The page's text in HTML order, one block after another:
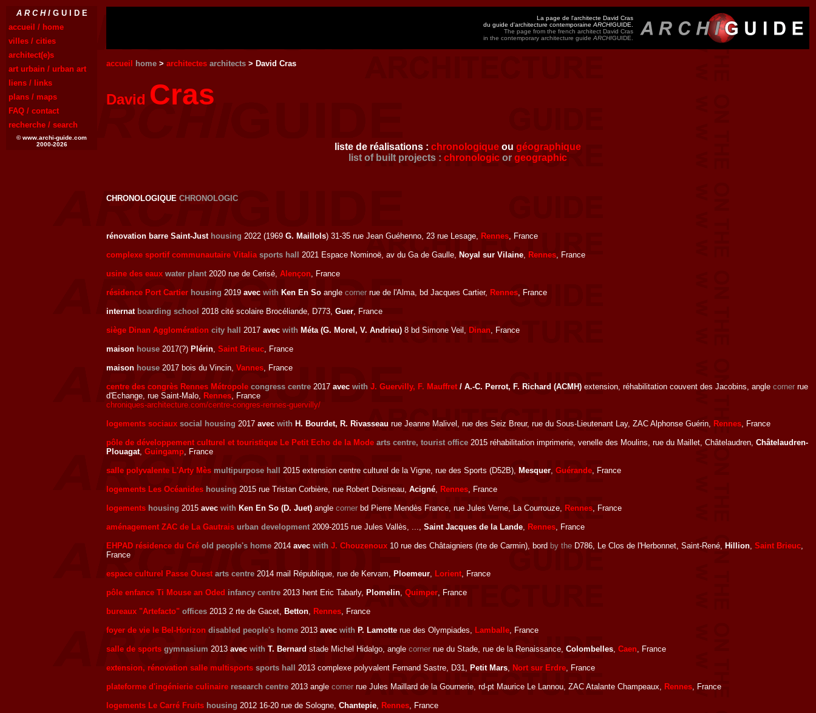
A R C H IG U I D E
accueil / home
villes / cities
architect(e)s
art urbain / urban art
liens / links
plans / maps
FAQ / contact
recherche / search
© www.archi-guide.com
2000-2026
La page de l'architecte David Cras
du guide d'architecture contemporaine ARCHIGUIDE.
The page from the french architect David Cras
in the contemporary architecture guide ARCHIGUIDE.
accueil home > architectes architects > David Cras
David Cras
liste de réalisations : chronologique ou géographique
list of built projects : chronologic or geographic
CHRONOLOGIQUE CHRONOLOGIC
rénovation barre Saint-Just housing 2022 (1969 G. Maillols) 31-35 rue Jean Guéhenno, 23 rue Lesage, Rennes, France
complexe sportif communautaire Vitalia sports hall 2021 Espace Nominoë, av du Ga de Gaulle, Noyal sur Vilaine, Rennes, France
usine des eaux water plant 2020 rue de Cerisé, Alençon, France
résidence Port Cartier housing 2019 avec with Ken En So angle corner rue de l'Alma, bd Jacques Cartier, Rennes, France
internat boarding school 2018 cité scolaire Brocéliande, D773, Guer, France
siège Dinan Agglomération city hall 2017 avec with Méta (G. Morel, V. Andrieu) 8 bd Simone Veil, Dinan, France
maison house 2017(?) Plérin, Saint Brieuc, France
maison house 2017 bois du Vincin, Vannes, France
centre des congrès Rennes Métropole congress centre 2017 avec with J. Guervilly, F. Mauffret / A.-C. Perrot, F. Richard (ACMH) extension, réhabilitation couvent des Jacobins, angle corner rue
d'Echange, rue Saint-Malo, Rennes, France
chroniques-architecture.com/centre-congres-rennes-guervilly/
logements sociaux social housing 2017 avec with H. Bourdet, R. Rivasseau rue Jeanne Malivel, rue des Seiz Breur, rue du Sous-Lieutenant Lay, ZAC Alphonse Guérin, Rennes, France
pôle de développement culturel et touristique Le Petit Echo de la Mode arts centre, tourist office 2015 réhabilitation imprimerie, venelle des Moulins, rue du Maillet, Châtelaudren, Châtelaudren-
Plouagat, Guingamp, France
salle polyvalente L'Arty Mès multipurpose hall 2015 extension centre culturel de la Vigne, rue des Sports (D52B), Mesquer, Guérande, France
logements Les Océanides housing 2015 rue Tristan Corbière, rue Robert Doisneau, Acigné, Rennes, France
logements housing 2015 avec with Ken En So (D. Juet) angle corner bd Pierre Mendès France, rue Jules Verne, La Courrouze, Rennes, France
aménagement ZAC de La Gautrais urban development 2009-2015 rue Jules Vallès, ..., Saint Jacques de la Lande, Rennes, France
EHPAD résidence du Cré old people's home 2014 avec with J. Chouzenoux 10 rue des Châtaigniers (rte de Carmin), bord by the D786, Le Clos de l'Herbonnet, Saint-René, Hillion, Saint Brieuc,
France
espace culturel Passe Ouest arts centre 2014 mail République, rue de Kervam, Ploemeur, Lorient, France
pôle enfance Ti Mouse an Oded infancy centre 2013 hent Eric Tabarly, Plomelin, Quimper, France
bureaux "Artefacto" offices 2013 2 rte de Gacet, Betton, Rennes, France
foyer de vie le Bel-Horizon disabled people's home 2013 avec with P. Lamotte rue des Olympiades, Lamballe, France
salle de sports gymnasium 2013 avec with T. Bernard stade Michel Hidalgo, angle corner rue du Stade, rue de la Renaissance, Colombelles, Caen, France
extension, rénovation salle multisports sports hall 2013 complexe polyvalent Fernand Sastre, D31, Petit Mars, Nort sur Erdre, France
plateforme d'ingénierie culinaire research centre 2013 angle corner rue Jules Maillard de la Gournerie, rd-pt Maurice Le Lannou, ZAC Atalante Champeaux, Rennes, France
logements Le Carré Fruits housing 2012 16-20 rue de Sologne, Chantepie, Rennes, France